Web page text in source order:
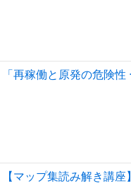
「再稼働と原発の危険
【マップ集読み解き講座】